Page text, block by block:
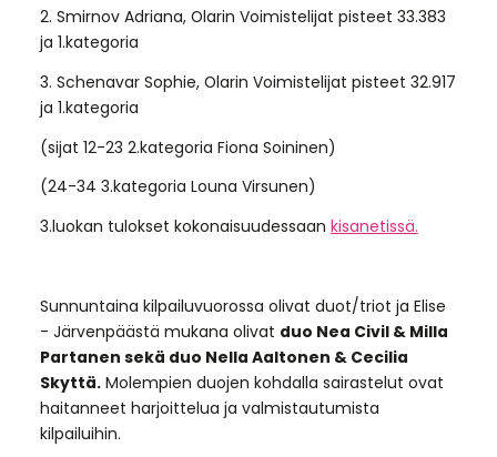
2. Smirnov Adriana, Olarin Voimistelijat pisteet 33.383
ja 1.kategoria
3. Schenavar Sophie, Olarin Voimistelijat pisteet 32.917
ja 1.kategoria
(sijat 12-23 2.kategoria Fiona Soininen)
(24-34 3.kategoria Louna Virsunen)
3.luokan tulokset kokonaisuudessaan kisanetissä.
Sunnuntaina kilpailuvuorossa olivat duot/triot ja Elise
- Järvenpäästä mukana olivat duo Nea Civil & Milla
Partanen sekä duo Nella Aaltonen & Cecilia
Skyttä.Molempien duojen kohdalla sairastelut ovat
haitanneet harjoittelua ja valmistautumista
kilpailuihin.